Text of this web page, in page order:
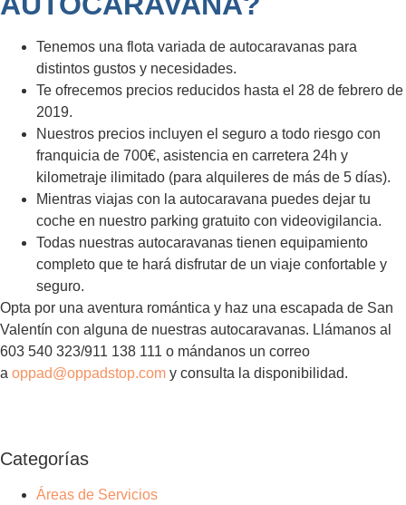
Tenemos una flota variada de autocaravanas para
distintos gustos y necesidades.
Te ofrecemos precios reducidos hasta el 28 de febrero de
2019.
Nuestros precios incluyen el seguro a todo riesgo con
franquicia de 700€, asistencia en carretera 24h y
kilometraje ilimitado (para alquileres de más de 5 días).
Mientras viajas con la autocaravana puedes dejar tu
coche en nuestro parking gratuito con videovigilancia.
Todas nuestras autocaravanas tienen equipamiento
completo que te hará disfrutar de un viaje confortable y
seguro.
Opta por una aventura romántica y haz una escapada de San
Valentín con alguna de nuestras autocaravanas. Llámanos al
603 540 323/911 138 111 o mándanos un correo
a oppad@oppadstop.com y consulta la disponibilidad.
Categorías
Áreas de Servicios